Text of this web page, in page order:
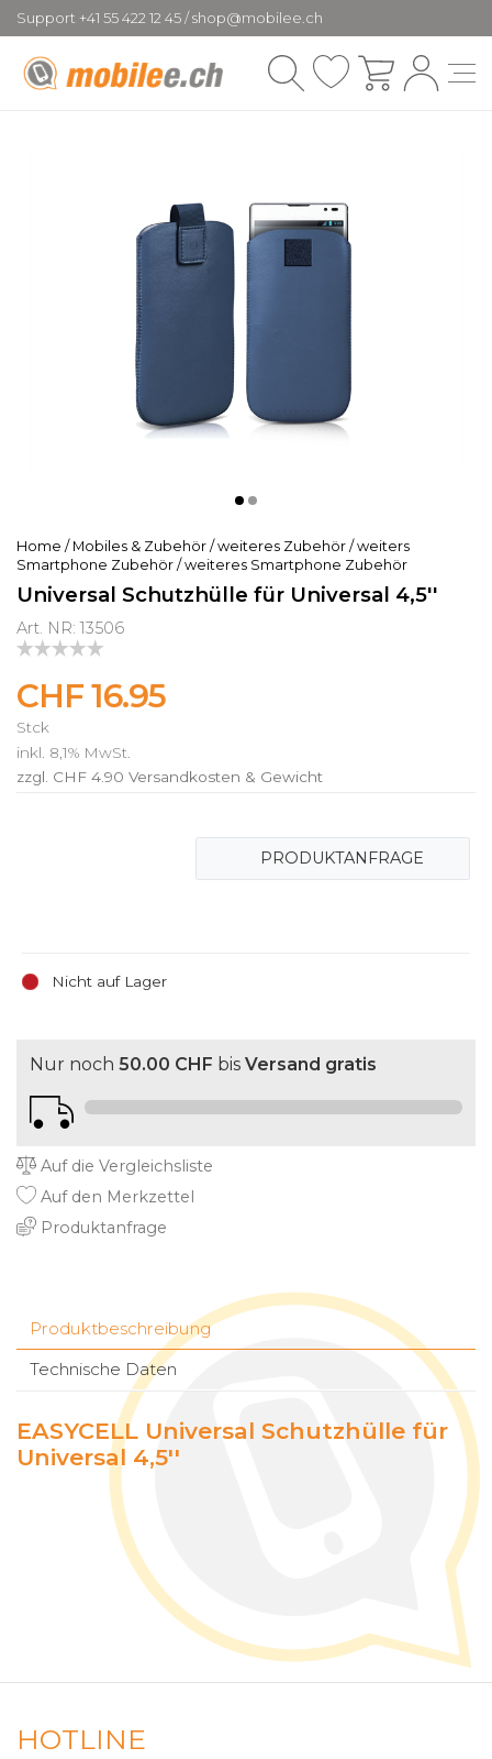
Support +41 55 422 12 45 / shop@mobilee.ch
Home / Mobiles & Zubehör / weiteres Zubehör / weiters
Smartphone Zubehör / weiteres Smartphone Zubehör
Universal Schutzhülle für Universal 4,5''
Art. NR: 13506
CHF 16.95
Stck
inkl. 8,1% MwSt.
zzgl. CHF 4.90 Versandkosten & Gewicht
Nicht auf Lager
PRODUKTANFRAGE
Nur noch 50.00 CHF bis Versand gratis
Auf die Vergleichsliste
Auf den Merkzettel
Produktanfrage
Produktbeschreibung
Technische Daten
EASYCELL Universal Schutzhülle für
Universal 4,5''
HOTLINE